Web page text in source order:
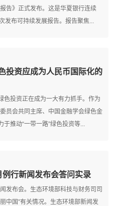
告》正式发布。这是华夏银行连续
布可持续发展报告。报告聚焦...
投资应成为人民币国际化的
色投资正在成为一大有力抓手。作为
员会共同主席、中国金融学会绿色金
推动“一带一路”绿色投资等...
例行新闻发布会答问实录
发布会。生态环境部科技与财务司司
中国”有关情况。生态环境部新闻发